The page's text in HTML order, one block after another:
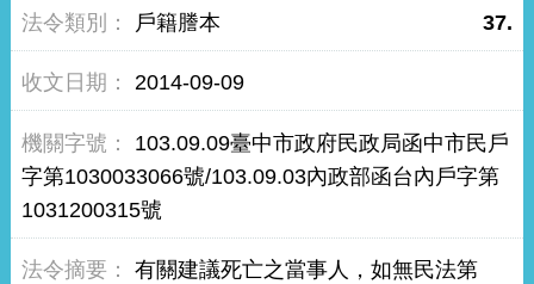
37.
戶籍謄本
2014-09-09
103.09.09臺中市政府民政局函中市民戶
字第1030033066號/103.09.03內政部函台內戶字第
1031200315號
有關建議死亡之當事人，如無民法第